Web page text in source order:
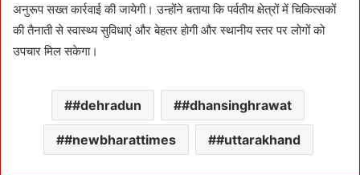
अनुरूप सख्त कार्रवाई की जायेगी। उन्होंने बताया कि पर्वतीय क्षेत्रों में चिकित्सकों
की तैनाती से स्वास्थ्य सुविधाएं और बेहतर होगी और स्थानीय स्तर पर लोगों को
उपचार मिल सकेगा।
#dehradun #dhansinghrawat
#newbharattimes #uttarakhand